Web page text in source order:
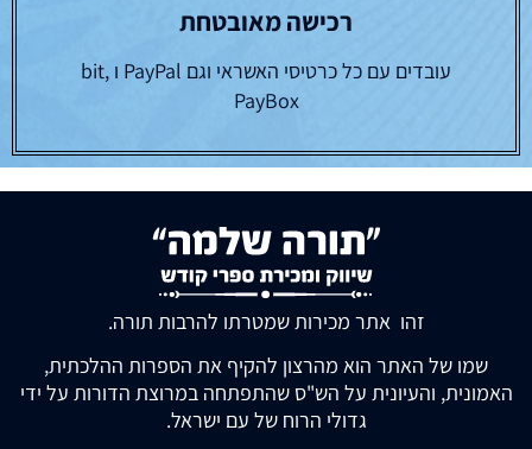
רכישה מאובטחת
עובדים עם כל כרטיסי האשראי וגם PayPal ו bit,
PayBox
זהו אתר מכירות שמטרתו להרבות תורה.
שמו של האתר הוא מהרצון להקיף את הספרות ההלכתית,
האמונית, והעיונית על הש"ס שהתפתחה במרוצת הדורות על ידי
גדולי הרוח של עם ישראל.